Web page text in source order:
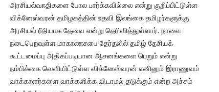
அரசியல்வாதிகளை போல பார்க்கவில்லை என்று குறிப்பிட்டுள்ள
விக்னேஸ்வரன் தமிழகத்தின் உதவி இலங்கை தமிழர்களுக்கு
அரசியல் ரீதியாக தேவை என்று தெரிவித்துள்ளார். நாளை
நடைபெறவுள்ள மாகாணசபை தேர்தலில் தமிழ் தேசியக்
கூட்டமைப்பு அதிகப்படியான ஆசனங்களை பெறும் என்று
நம்பிக்கை வெளியிட்டுள்ள விக்னேஸ்வரன் எனினும் இராணுவம்
வாக்காளர்களை வாக்களிக்க விடாமல் தடுக்கும் என்ற அச்சம்